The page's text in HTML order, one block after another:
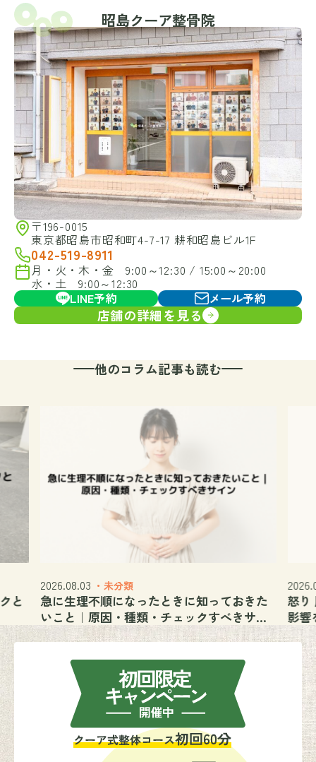
昭島クーア整骨院
〒196-0015
東京都昭島市昭和町4-7-17 耕和昭島ビル1F
042-519-8911
月・火・木・金 9:00～12:30 / 15:00～20:00
水・土 9:00～12:30
LINE予約
メール予約
店舗の詳細を見る
他のコラム記事も読む
と
2026.08.03 ・未分類
急に生理不順になったときに知っておきた
いこと｜原因・種類・チェックすべきサイ
ン
怒り
影響